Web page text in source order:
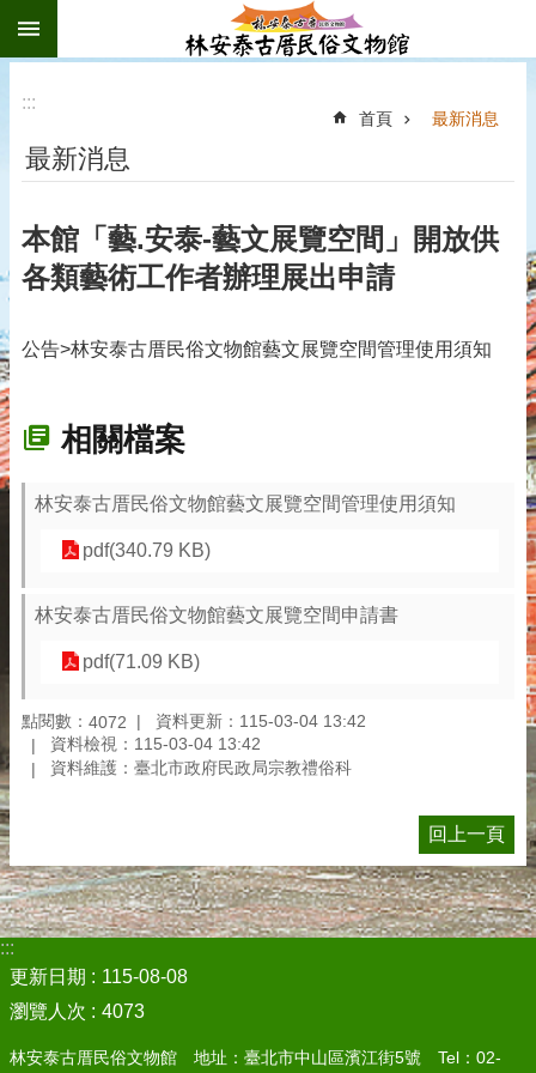
跳到主要內容區塊
:::
首頁 最新消息
最新消息
本館「藝.安泰-藝文展覽空間」開放供
各類藝術工作者辦理展出申請
公告>林安泰古厝民俗文物館藝文展覽空間管理使用須知
相關檔案
林安泰古厝民俗文物館藝文展覽空間管理使用須知
pdf(340.79 KB)
林安泰古厝民俗文物館藝文展覽空間申請書
pdf(71.09 KB)
點閱數： 4072
資料更新：115-03-04 13:42
資料檢視：115-03-04 13:42
資料維護：臺北市政府民政局宗教禮俗科
回上一頁
:::
更新日期
115-08-08
瀏覽人次
4073
林安泰古厝民俗文物館 地址：臺北市中山區濱江街5號 Tel：02-